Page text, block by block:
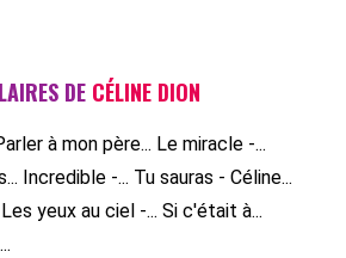
DE CÉLINE DION
à mon père... Le miracle -...
Incredible -... Tu sauras - Céline...
Les yeux au ciel -... Si c'était à...